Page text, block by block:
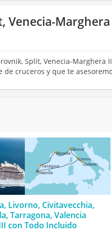
Venecia-
Split, Venecia-
cruceros y que te
Livorno, Civitavecchia,
Tarragona, Valencia
con Todo Incluido